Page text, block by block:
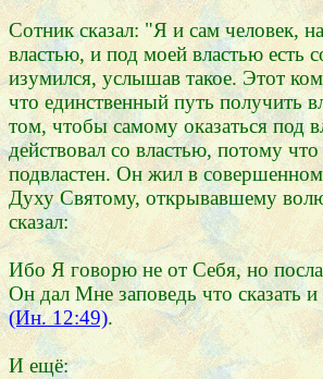
Сотник сказал: "Я и сам человек,
властью, и под моей властью есть
изумился, услышав такое. Этот
что единственный путь получить
том, чтобы самому оказаться под
действовал со властью, потому
подвластен. Он жил в
Духу Святому, открывавшему
сказал:
Ибо Я говорю не от Себя, но
Он дал Мне заповедь что сказать и
(Ин. 12:49).
И ещё: